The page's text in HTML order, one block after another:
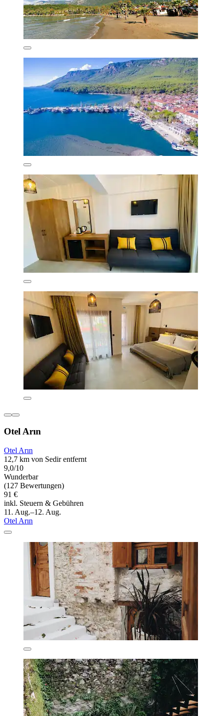
Otel Arın
Otel Arın
12,7 km von Sedir entfernt
9,0/10
Wunderbar
(127 Bewertungen)
91 €
inkl. Steuern & Gebühren
11. Aug.–12. Aug.
Otel Arın